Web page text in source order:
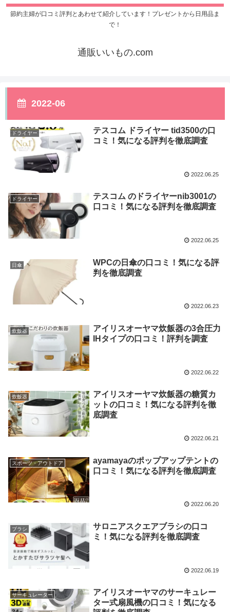
節約主婦が口コミ評判とあわせて紹介しています！プレゼントから日用品ま
で！
通販いいもの.com
2022-06
ドライヤー
テスコム ドライヤー tid3500の口
コミ！気になる評判を徹底調査
2022.06.25
ドライヤー
テスコム のドライヤーnib3001の
口コミ！気になる評判を徹底調査
2022.06.25
日傘
WPCの日傘の口コミ！気になる評
判を徹底調査
2022.06.23
炊飯器
アイリスオーヤマ炊飯器の3合圧力
IHタイプの口コミ！評判を調査
2022.06.22
炊飯器
アイリスオーヤマ炊飯器の糖質カ
ットの口コミ！気になる評判を徹
底調査
2022.06.21
スポーツ・アウトドア
ayamayaのポップアップテントの
口コミ！気になる評判を徹底調査
2022.06.20
ブラシ
サロニアスクエアブラシの口コ
ミ！気になる評判を徹底調査
2022.06.19
サーキュレーター
アイリスオーヤマのサーキュレー
ター式扇風機の口コミ！気になる